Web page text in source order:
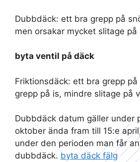
Dubbdäck: ett bra grepp på
men orsakar mycket slitage på
byta ventil på däck
Friktionsdäck: ett bra grepp
grepp på is, mindre slitage på
Dubbdäck datum gäller under
oktober ända fram till 15:e
under den perioden man får
dubbdäck. byta däck fälg